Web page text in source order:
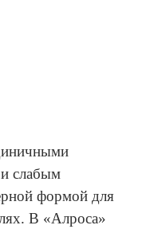
слабым
формой для
В «Алроса»